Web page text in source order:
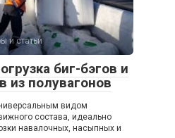
и статьи
биг-бэгов и
из полувагонов
видом
состава, идеально
навалочных, насыпных и